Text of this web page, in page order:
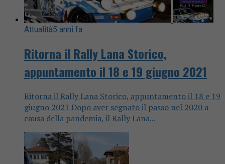
Attualità5 anni fa
Ritorna il Rally Lana Storico,
appuntamento il 18 e 19 giugno 2021
Ritorna il Rally Lana Storico, appuntamento il 18 e 19
giugno 2021 Dopo aver segnato il passo nel 2020 a
causa della pandemia, il Rally Lana...